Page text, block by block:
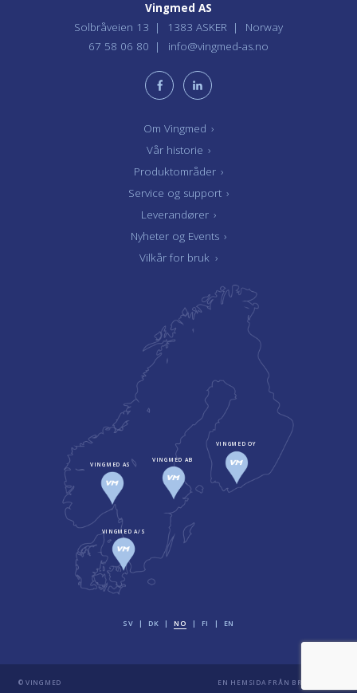
Om Vingmed ›
Vår historie ›
Produktområder ›
Service og support ›
Leverandører ›
Nyheter og Events ›
Vilkår for bruk ›
Vingmed AS
Solbråveien 13
1383 ASKER
Norway
67 58 06 80
info@vingmed-as.no
VINGMED A/S
VINGMED AS
VINGMED AB
VINGMED OY
SV DK NO FI EN
© VINGMED EN HEMSIDA FRÅN BRAVISSIMO